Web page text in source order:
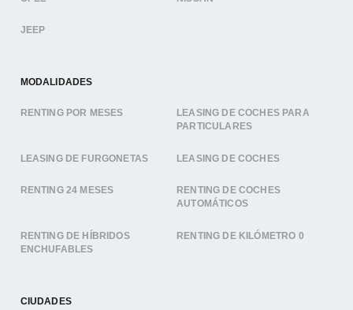
JEEP
MODALIDADES
RENTING POR MESES
LEASING DE COCHES PARA
PARTICULARES
LEASING DE FURGONETAS LEASING DE COCHES
RENTING 24 MESES
RENTING DE COCHES
AUTOMÁTICOS
RENTING DE HÍBRIDOS
ENCHUFABLES
RENTING DE KILÓMETRO 0
CIUDADES